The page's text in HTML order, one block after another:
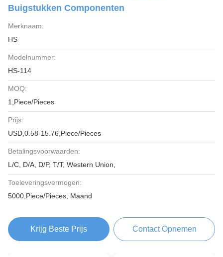
Buigstukken Componenten
Merknaam:
HS
Modelnummer:
HS-114
MOQ:
1,Piece/Pieces
Prijs:
USD,0.58-15.76,Piece/Pieces
Betalingsvoorwaarden:
L/C, D/A, D/P, T/T, Western Union,
Toeleveringsvermogen:
5000,Piece/Pieces, Maand
Krijg Beste Prijs Contact Opnemen